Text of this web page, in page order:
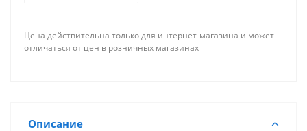
Цена действительна только для интернет-магазина и может
отличаться от цен в розничных магазинах
Описание